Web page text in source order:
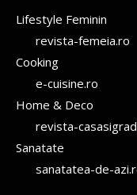
Lifestyle Feminin
revista-femeia.ro
Cooking
e-cuisine.ro
Home & Deco
revista-
Sanatate
sanatatea-de-